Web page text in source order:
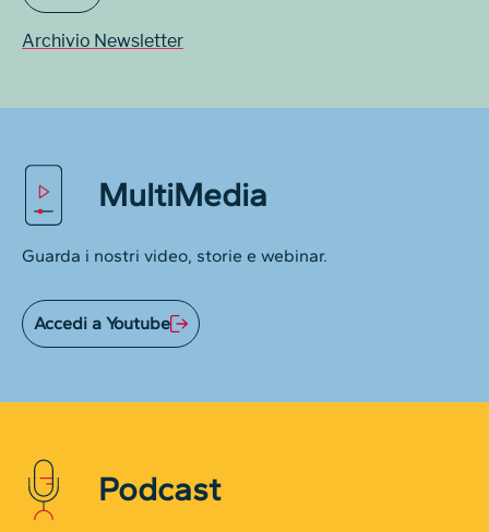
Archivio Newsletter
MultiMedia
Guarda i nostri video, storie e webinar.
Accedi a Youtube
Podcast